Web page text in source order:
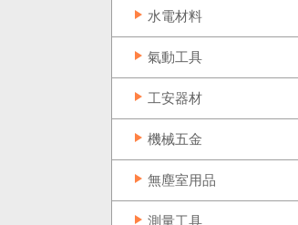
水電材料
氣動工具
工安器材
機械五金
無塵室用品
測量工具